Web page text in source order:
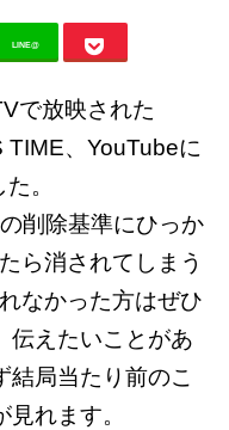
LINE@
で放映された
TIME、YouTubeに
。
削除基準にひっか
ら消されてしまう
なかった方はぜひ
伝えたいことがあ
結局当たり前のこ
れます。